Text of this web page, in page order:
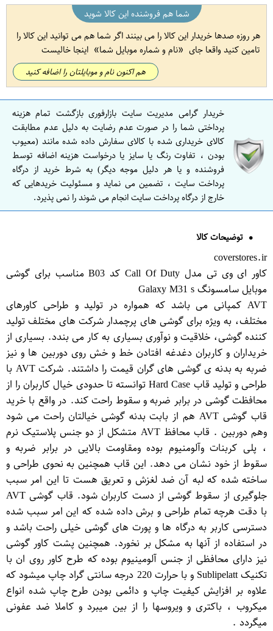
شما هم فروشنده این کالا شوید
هر روزه صدها خریدار این کالا را می بینند اگر شما هم می توانید این کالا را
تامین کنید واقعا جای
نام و شماره موبایل شما اینجا خالیست
هم اکنون نام و موبایلتان را اضافه کنید
خریدار گرامی مدیریت سایت بازارفوری بازگشت تمام هزینه
پرداختی شما را در صورت عدم رضایت به دلیل عدم مطابقت
کالای خریداری شده با کالای سفارش داده شده مانند (معیوب
بودن ، تفاوت رنگ یا سایز یا درخواست هزینه اضافه توسط
فروشنده و یا هر دلیل موجه دیگر) به شرط خرید از درگاه
پرداخت سایت ، تضمین می نماید و مسئولیت خریدهایی که
خارج از درگاه پرداخت سایت انجام می شوند را نمی پذیرد.
توضیحات کالا
coverstores.ir
کاور ای وی تی مدل Call Of Duty کد B03 مناسب برای گوشی
موبایل سامسونگ Galaxy M31 s
AVT کمپانی می باشد که همواره در تولید و طراحی کاورهای
مختلف، به ویژه برای گوشی های پرچمدار شرکت های مختلف تولید
کننده گوشی، خلاقیت و نوآوری بسیاری به کار می بندد. بسیاری از
خریداران و کاربران دغدغه افتادن خط و خش روی دوربین ها و نیز
ضربه به بدنه ی گوشی های گران قیمت را داشتند. شرکت AVT با
طراحی و تولید قاب Hard Case توانسته تا حدودی خیال کاربران را از
محافظت گوشی در برابر ضربه و سقوط راحت کند. در واقع با خرید
قاب گوشی AVT هم از بابت بدنه گوشی خیالتان راحت می شود
وهم دوربین . قاب محافظ AVT متشکل از دو جنس پلاستیک نرم
، پلی کربنات وآلومنیوم بوده ومقاومت بالایی در برابر ضربه و
سقوط از خود نشان می دهد. این قاب همچنین به نحوی طراحی و
ساخته شده که لبه آن ضد لغزش و تعریق هست تا این امر سبب
جلوگیری از سقوط گوشی از دست کاربران شود. قاب گوشی AVT
با دقت هرچه تمام طراحی و برش داده شده که این امر سبب شده
دسترسی کاربر به درگاه ها و پورت های گوشی خیلی راحت باشد و
در استفاده از آنها به مشکل بر نخورد. همچنین پشت کاور گوشی
نیز دارای محافظی از جنس آلومینیوم بوده که طرح کاور روی ان با
تکنیک Sublipelatt و با حرارت 220 درجه سانتی گراد چاپ میشود که
علاوه بر افزایش کیفیت چاپ و دائمی بودن طرح چاپ شده انواع
میکروب ، باکتری و ویروسها را از بین میبرد و کاملا ضد عفونی
میگردد .